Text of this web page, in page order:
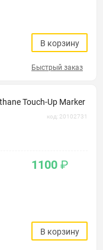
В корзину
Быстрый заказ
Touch-Up Marker
код: 20102731
1100 ₽
В корзину